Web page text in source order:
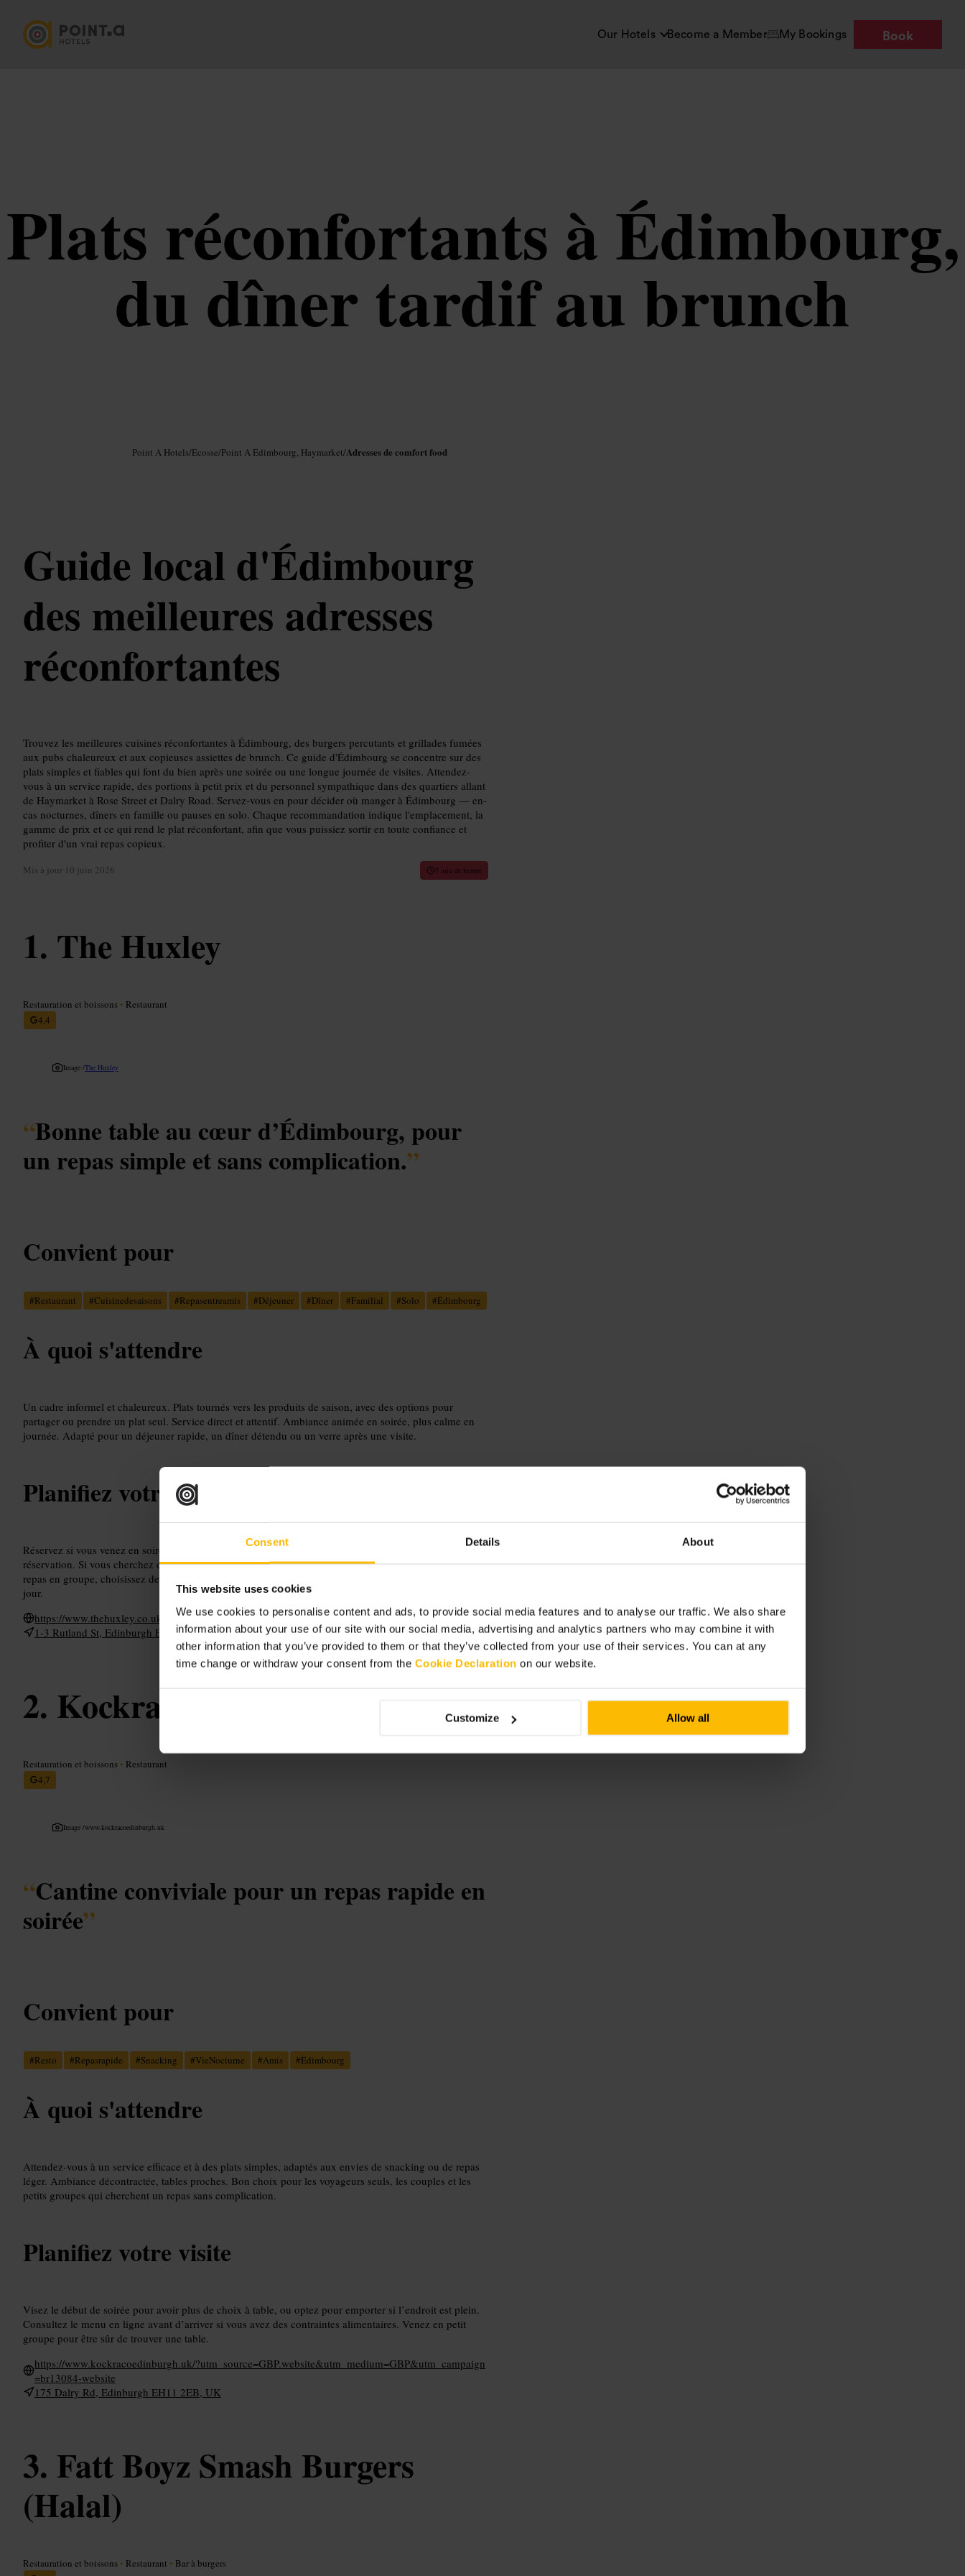
Consent Details About
This website uses cookies
We use cookies to personalise content and ads, to provide social media features and to analyse our traffic. We also share
information about your use of our site with our social media, advertising and analytics partners who may combine it with
other information that you’ve provided to them or that they’ve collected from your use of their services. You can at any
time change or withdraw your consent from the Cookie Declaration on our website.
Customize Allow all
Our Hotels Become a Member My Bookings Book
Plats réconfortants à Édimbourg,
du dîner tardif au brunch
Point A Hotels/Écosse/Point A Édimbourg, Haymarket/Adresses de comfort food
Guide local d'Édimbourg
des meilleures adresses
réconfortantes
Trouvez les meilleures cuisines réconfortantes à Édimbourg, des burgers percutants et grillades fumées
aux pubs chaleureux et aux copieuses assiettes de brunch. Ce guide d'Édimbourg se concentre sur des
plats simples et fiables qui font du bien après une soirée ou une longue journée de visites. Attendez-
vous à un service rapide, des portions à petit prix et du personnel sympathique dans des quartiers allant
de Haymarket à Rose Street et Dalry Road. Servez-vous en pour décider où manger à Édimbourg — en-
cas nocturnes, dîners en famille ou pauses en solo. Chaque recommandation indique l'emplacement, la
gamme de prix et ce qui rend le plat réconfortant, afin que vous puissiez sortir en toute confiance et
profiter d'un vrai repas copieux.
Mis à jour 10 juin 2026 7 min de lecture
The Huxley
Restauration et boissons • Restaurant
4,4
Image /The Huxley
“Bonne table au cœur d’Édimbourg, pour
un repas simple et sans complication.”
Convient pour
#Restaurant #Cuisinedesaisons #Repasentreamis #Déjeuner #Dîner #Familial #Solo #Édimbourg
À quoi s'attendre
Un cadre informel et chaleureux. Plats tournés vers les produits de saison, avec des options pour
partager ou prendre un plat seul. Service direct et attentif. Ambiance animée en soirée, plus calme en
journée. Adapté pour un déjeuner rapide, un dîner détendu ou un verre après une visite.
Planifiez votre visite
Réservez si vous venez en soirée ou le week-end. Précisez les restrictions alimentaires au moment de la
réservation. Si vous cherchez de la lumière naturelle, demandez une table près d’une fenêtre. Pour un
repas en groupe, choisissez des plats à partager et parlez avec le personnel pour des suggestions du
jour.
https://www.thehuxley.co.uk/
1-3 Rutland St, Edinburgh EH1 2AE, UK
Kockraco Edinburgh
Restauration et boissons • Restaurant
4,7
Image /www.kockracoedinburgh.uk
“Cantine conviviale pour un repas rapide en
soirée”
Convient pour
#Resto #Repasrapide #Snacking #VieNocturne #Amis #Édimbourg
À quoi s'attendre
Attendez-vous à un service efficace et à des plats simples, adaptés aux envies de snacking ou de repas
léger. Ambiance décontractée, tables proches. Bon choix pour les voyageurs seuls, les couples et les
petits groupes qui cherchent un repas sans complication.
Planifiez votre visite
Visez le début de soirée pour avoir plus de choix à table, ou optez pour emporter si l’endroit est plein.
Consultez le menu en ligne avant d’arriver si vous avez des contraintes alimentaires. Venez en petit
groupe pour être sûr de trouver une table.
https://www.kockracoedinburgh.uk/?utm_source=GBP.website&utm_medium=GBP&utm_campaign
=br13084-website
175 Dalry Rd, Edinburgh EH11 2EB, UK
Fatt Boyz Smash Burgers
(Halal)
Restauration et boissons • Restaurant • Bar à burgers